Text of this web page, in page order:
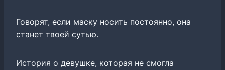
Говорят, если маску носить постоянно, она
станет твоей сутью.
История о девушке, которая не смогла